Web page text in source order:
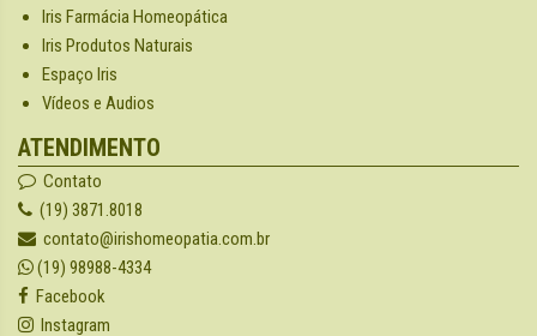
Iris Farmácia Homeopática
Iris Produtos Naturais
Espaço Iris
Vídeos e Audios
ATENDIMENTO
Contato
(19) 3871.8018
contato@irishomeopatia.com.br
(19) 98988-4334
Facebook
Instagram